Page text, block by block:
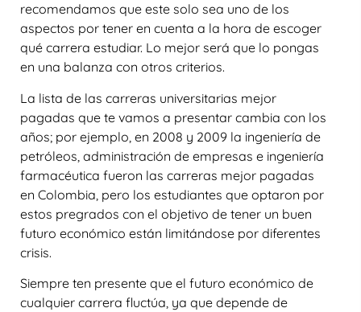
recomendamos que este solo sea uno de los
aspectos por tener en cuenta a la hora de escoger
qué carrera estudiar. Lo mejor será que lo pongas
en una balanza con otros criterios.
La lista de las carreras universitarias mejor
pagadas que te vamos a presentar cambia con los
años; por ejemplo, en 2008 y 2009 la ingeniería de
petróleos, administración de empresas e ingeniería
farmacéutica fueron las carreras mejor pagadas
en Colombia, pero los estudiantes que optaron por
estos pregrados con el objetivo de tener un buen
futuro económico están limitándose por diferentes
crisis.
Siempre ten presente que el futuro económico de
cualquier carrera fluctúa, ya que depende de